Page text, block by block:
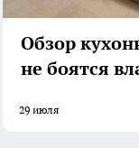
Обзор
не боятся
29 июля